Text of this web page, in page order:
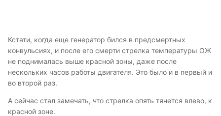
Кстати, когда еще генератор бился в предсмертных
конвульсиях, и после его смерти стрелка температуры ОЖ
не поднималась выше красной зоны, даже после
нескольких часов работы двигателя. Это было и в первый и
во второй раз.
А сейчас стал замечать, что стрелка опять тянется влево, к
красной зоне.